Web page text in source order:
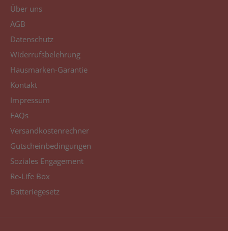
Über uns
AGB
Datenschutz
Widerrufsbelehrung
Hausmarken-Garantie
Kontakt
Impressum
FAQs
Versandkostenrechner
Gutscheinbedingungen
Soziales Engagement
Re-Life Box
Batteriegesetz